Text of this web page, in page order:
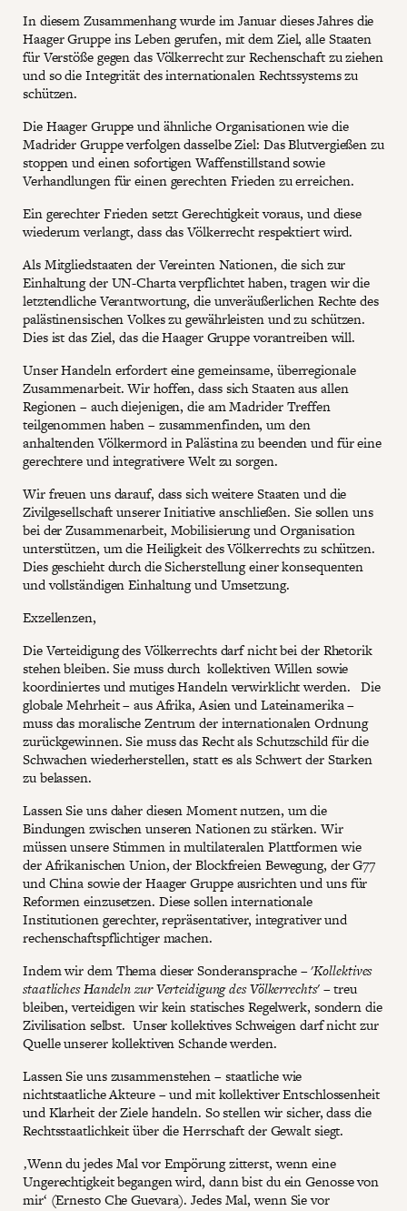
In diesem Zusammenhang wurde im Januar dieses Jahres die
Haager Gruppe ins Leben gerufen, mit dem Ziel, alle Staaten
für Verstöße gegen das Völkerrecht zur Rechenschaft zu ziehen
und so die Integrität des internationalen Rechtssystems zu
schützen.
Die Haager Gruppe und ähnliche Organisationen wie die
Madrider Gruppe verfolgen dasselbe Ziel: Das Blutvergießen zu
stoppen und einen sofortigen Waffenstillstand sowie
Verhandlungen für einen gerechten Frieden zu erreichen.
Ein gerechter Frieden setzt Gerechtigkeit voraus, und diese
wiederum verlangt, dass das Völkerrecht respektiert wird.
Als Mitgliedstaaten der Vereinten Nationen, die sich zur
Einhaltung der UN-Charta verpflichtet haben, tragen wir die
letztendliche Verantwortung, die unveräußerlichen Rechte des
palästinensischen Volkes zu gewährleisten und zu schützen.
Dies ist das Ziel, das die Haager Gruppe vorantreiben will.
Unser Handeln erfordert eine gemeinsame, überregionale
Zusammenarbeit. Wir hoffen, dass sich Staaten aus allen
Regionen – auch diejenigen, die am Madrider Treffen
teilgenommen haben – zusammenfinden, um den
anhaltenden Völkermord in Palästina zu beenden und für eine
gerechtere und integrativere Welt zu sorgen.
Wir freuen uns darauf, dass sich weitere Staaten und die
Zivilgesellschaft unserer Initiative anschließen. Sie sollen uns
bei der Zusammenarbeit, Mobilisierung und Organisation
unterstützen, um die Heiligkeit des Völkerrechts zu schützen.
Dies geschieht durch die Sicherstellung einer konsequenten
und vollständigen Einhaltung und Umsetzung.
Exzellenzen,
Die Verteidigung des Völkerrechts darf nicht bei der Rhetorik
stehen bleiben. Sie muss durch kollektiven Willen sowie
koordiniertes und mutiges Handeln verwirklicht werden. Die
globale Mehrheit – aus Afrika, Asien und Lateinamerika –
muss das moralische Zentrum der internationalen Ordnung
zurückgewinnen. Sie muss das Recht als Schutzschild für die
Schwachen wiederherstellen, statt es als Schwert der Starken
zu belassen.
Lassen Sie uns daher diesen Moment nutzen, um die
Bindungen zwischen unseren Nationen zu stärken. Wir
müssen unsere Stimmen in multilateralen Plattformen wie
der Afrikanischen Union, der Blockfreien Bewegung, der G77
und China sowie der Haager Gruppe ausrichten und uns für
Reformen einzusetzen. Diese sollen internationale
Institutionen gerechter, repräsentativer, integrativer und
rechenschaftspflichtiger machen.
Indem wir dem Thema dieser Sonderansprache – 'Kollektives
staatliches Handeln zur Verteidigung des Völkerrechts' – treu
bleiben, verteidigen wir kein statisches Regelwerk, sondern die
Zivilisation selbst. Unser kollektives Schweigen darf nicht zur
Quelle unserer kollektiven Schande werden.
Lassen Sie uns zusammenstehen – staatliche wie
nichtstaatliche Akteure – und mit kollektiver Entschlossenheit
und Klarheit der Ziele handeln. So stellen wir sicher, dass die
Rechtsstaatlichkeit über die Herrschaft der Gewalt siegt.
‚Wenn du jedes Mal vor Empörung zitterst, wenn eine
Ungerechtigkeit begangen wird, dann bist du ein Genosse von
mir‘ (Ernesto Che Guevara). Jedes Mal, wenn Sie vor